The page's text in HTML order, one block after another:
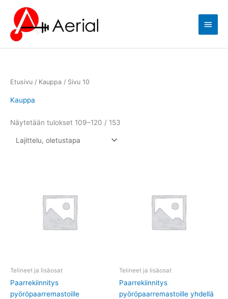
sisältöön
Etusivu / Kauppa / Sivu 10
Kauppa
Näytetään tulokset 109–120 / 153
Telineet ja lisäosat
Paarrekiinnitys
pyöröpaarremastoille
Telineet ja lisäosat
Paarrekiinnitys
pyöröpaarremastoille yhdellä